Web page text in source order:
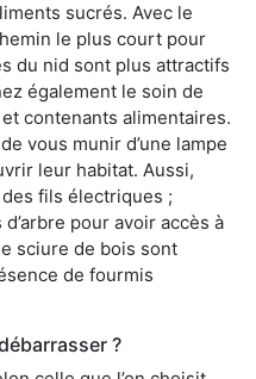
sucrés. Avec le
le plus court pour
du nid sont plus attractifs
également le soin de
contenants alimentaires.
vous munir d’une lampe
leur habitat. Aussi,
fils électriques ;
pour avoir accès à
sciure de bois sont
de fourmis
?